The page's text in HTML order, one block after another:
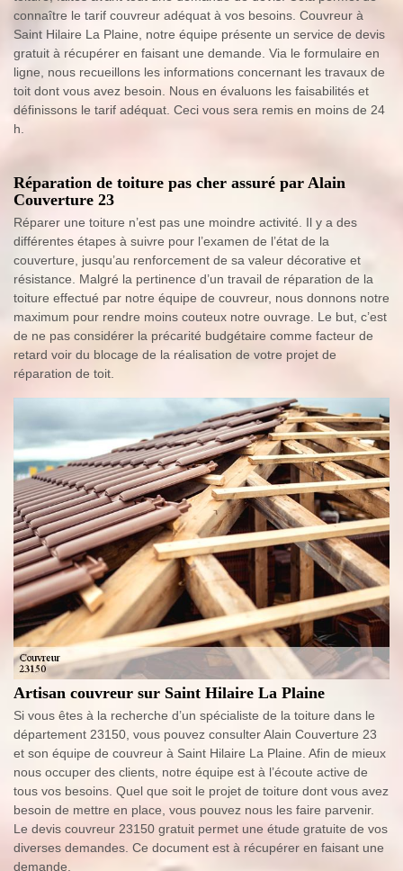
connaître le tarif couvreur adéquat à vos besoins. Couvreur à
Saint Hilaire La Plaine, notre équipe présente un service de devis
gratuit à récupérer en faisant une demande. Via le formulaire en
ligne, nous recueillons les informations concernant les travaux de
toit dont vous avez besoin. Nous en évaluons les faisabilités et
définissons le tarif adéquat. Ceci vous sera remis en moins de 24
h.
Réparation de toiture pas cher assuré par Alain
Couverture 23
Réparer une toiture n’est pas une moindre activité. Il y a des
différentes étapes à suivre pour l’examen de l’état de la
couverture, jusqu’au renforcement de sa valeur décorative et
résistance. Malgré la pertinence d’un travail de réparation de la
toiture effectué par notre équipe de couvreur, nous donnons notre
maximum pour rendre moins couteux notre ouvrage. Le but, c’est
de ne pas considérer la précarité budgétaire comme facteur de
retard voir du blocage de la réalisation de votre projet de
réparation de toit.
Artisan couvreur sur Saint Hilaire La Plaine
Si vous êtes à la recherche d’un spécialiste de la toiture dans le
département 23150, vous pouvez consulter Alain Couverture 23
et son équipe de couvreur à Saint Hilaire La Plaine. Afin de mieux
nous occuper des clients, notre équipe est à l’écoute active de
tous vos besoins. Quel que soit le projet de toiture dont vous avez
besoin de mettre en place, vous pouvez nous les faire parvenir.
Le devis couvreur 23150 gratuit permet une étude gratuite de vos
diverses demandes. Ce document est à récupérer en faisant une
demande.